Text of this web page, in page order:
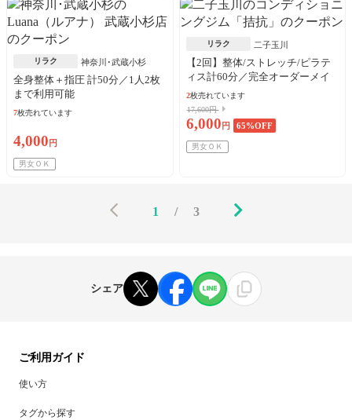
リラク 神奈川･武蔵小杉
全身整体＋指圧 計50分／1人2枚
まで利用可能
7枚売れています
4,000 円
男女ＯＫ
リラク 二子玉川
【2回】整体/ストレッチ/ピラテ
ィス計60分／完全オーダーメイ
ド
2枚売れています
17,600円
6,000 円 65%OFF
男女ＯＫ
1 / 3
シェア
ご利用ガイド
使い方
タグから探す